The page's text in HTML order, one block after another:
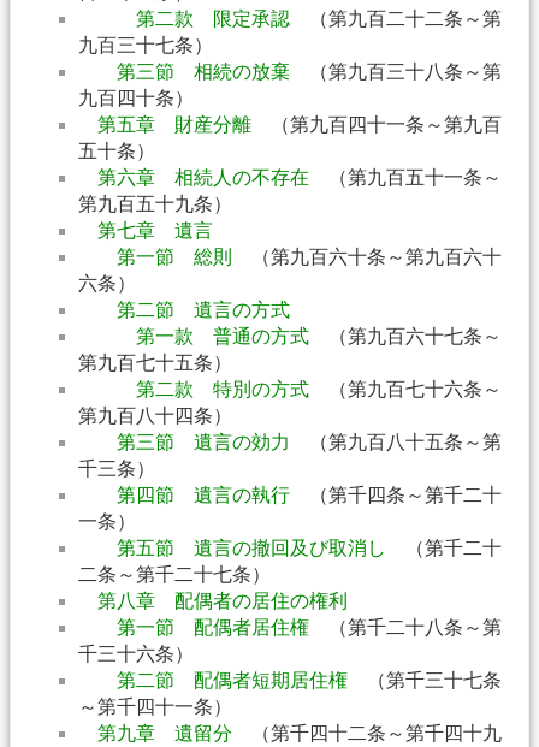
第二款 限定承認 （第九百二十二条～第
九百三十七条）
第三節 相続の放棄 （第九百三十八条～第
九百四十条）
第五章 財産分離 （第九百四十一条～第九百
五十条）
第六章 相続人の不存在 （第九百五十一条～
第九百五十九条）
第七章 遺言
第一節 総則
（第九百六十条～第九百六十
六条）
第二節 遺言の方式
第一款 普通の方式 （第九百六十七条～
第九百七十五条）
第二款 特別の方式 （第九百七十六条～
第九百八十四条）
第三節 遺言の効力
（第九百八十五条～第
千三条）
第四節 遺言の執行 （第千四条～第千二十
一条）
第五節 遺言の撤回及び取消し
（第千二十
二条～第千二十七条）
第八章 配偶者の居住の権利
第一節 配偶者居住権 （第千二十八条～第
千三十六条）
第二節 配偶者短期居住権 （第千三十七条
～第千四十一条）
第九章 遺留分 （第千四十二条～第千四十九